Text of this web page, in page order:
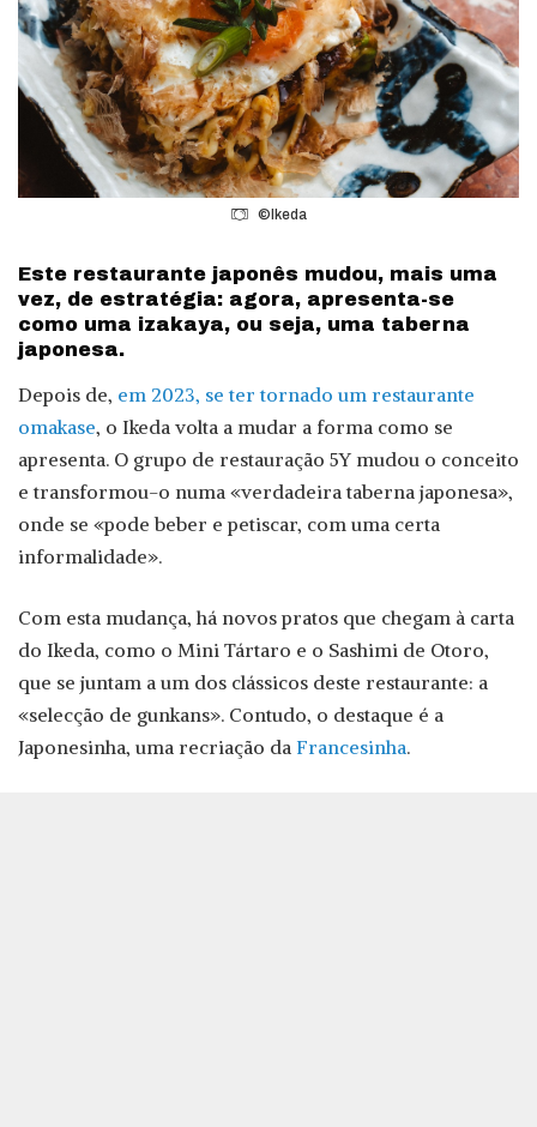
©Ikeda
Este restaurante japonês mudou, mais uma
vez, de estratégia: agora, apresenta-se
como uma izakaya, ou seja, uma taberna
japonesa.
Depois de, em 2023, se ter tornado um restaurante
omakase, o Ikeda volta a mudar a forma como se
apresenta. O grupo de restauração 5Y mudou o conceito
e transformou-o numa «verdadeira taberna japonesa»,
onde se «pode beber e petiscar, com uma certa
informalidade».
Com esta mudança, há novos pratos que chegam à carta
do Ikeda, como o Mini Tártaro e o Sashimi de Otoro,
que se juntam a um dos clássicos deste restaurante: a
«selecção de gunkans». Contudo, o destaque é a
Japonesinha, uma recriação da Francesinha.